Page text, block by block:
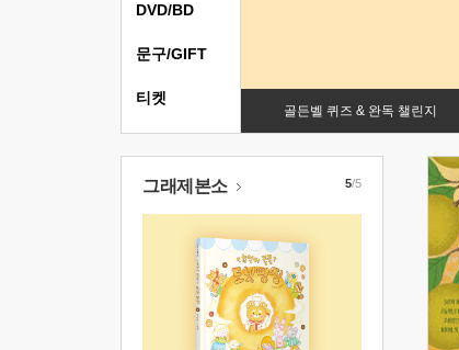
골든벨 퀴즈 & 완독 챌린지
DVD/BD
문구/GIFT
티켓
그래제본소 5/5